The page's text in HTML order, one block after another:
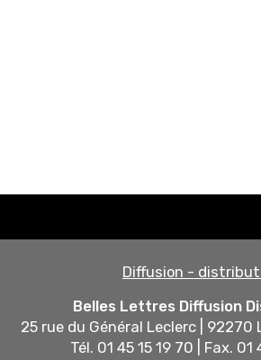
Diffusion -
Belles Lettres Diffusion
25 rue du Général Leclerc | 92270
Tél. 01 45 15 19 70 | Fax. 01